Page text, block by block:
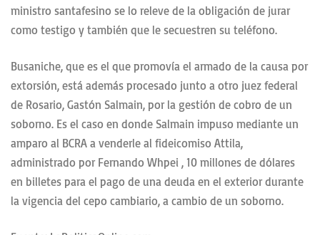
ministro santafesino se lo releve de la obligación de jurar
como testigo y también que le secuestren su teléfono.
Busaniche, que es el que promovía el armado de la causa por
extorsión, está además procesado junto a otro juez federal
de Rosario, Gastón Salmain, por la gestión de cobro de un
soborno. Es el caso en donde Salmain impuso mediante un
amparo al BCRA a venderle al fideicomiso Attila,
administrado por Fernando Whpei , 10 millones de dólares
en billetes para el pago de una deuda en el exterior durante
la vigencia del cepo cambiario, a cambio de un soborno.